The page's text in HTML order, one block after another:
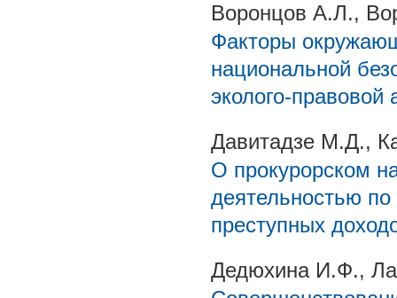
Воронцов А.Л.,
Факторы
национальной
эколого-правовой
Давитадзе М.Д.,
О прокурорском
деятельностью
преступных
Дедюхина И.Ф.,